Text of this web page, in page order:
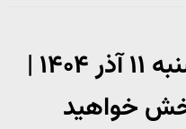
فال روزانه امروز سه‌شنبه ۱۱ آذر ۱۴۰۴ |
خواهید